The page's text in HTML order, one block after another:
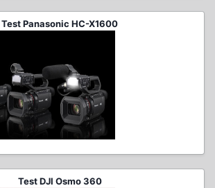
Test Panasonic HC-X1600
Test DJI Osmo 360